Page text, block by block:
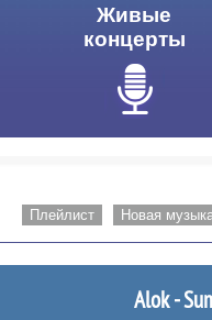
Живые
концерты
Плейлист Новая
Alok -